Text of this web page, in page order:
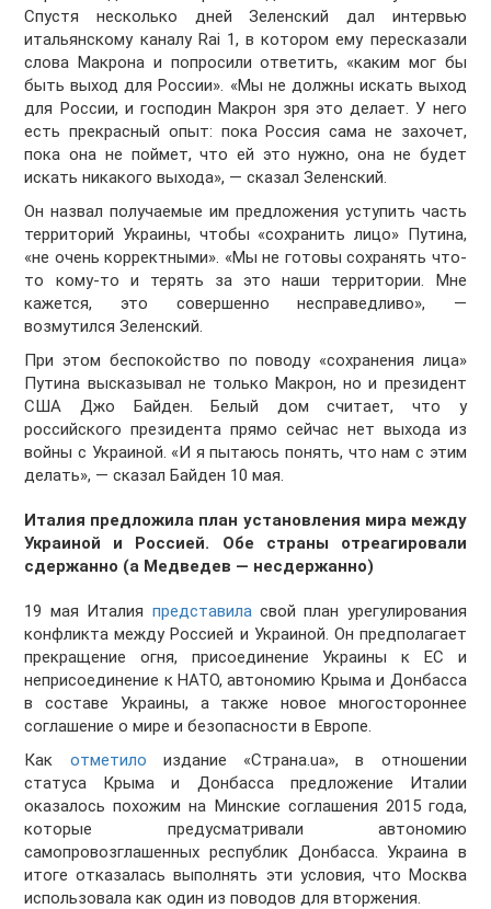
Спустя несколько дней Зеленский дал интервью
итальянскому каналу Rai 1, в котором ему пересказали
слова Макрона и попросили ответить, «каким мог бы
быть выход для России». «Мы не должны искать выход
для России, и господин Макрон зря это делает. У него
есть прекрасный опыт: пока Россия сама не захочет,
пока она не поймет, что ей это нужно, она не будет
искать никакого выхода», — сказал Зеленский.
Он назвал получаемые им предложения уступить часть
территорий Украины, чтобы «сохранить лицо» Путина,
«не очень корректными». «Мы не готовы сохранять что-
то кому-то и терять за это наши территории. Мне
кажется, это совершенно несправедливо», —
возмутился Зеленский.
При этом беспокойство по поводу «сохранения лица»
Путина высказывал не только Макрон, но и президент
США Джо Байден. Белый дом считает, что у
российского президента прямо сейчас нет выхода из
войны с Украиной. «И я пытаюсь понять, что нам с этим
делать», — сказал Байден 10 мая.
Италия предложила план установления мира между
Украиной и Россией. Обе страны отреагировали
сдержанно (а Медведев — несдержанно)
19 мая Италия представиласвой план урегулирования
конфликта между Россией и Украиной. Он предполагает
прекращение огня, присоединение Украины к ЕС и
неприсоединение к НАТО, автономию Крыма и Донбасса
в составе Украины, а также новое многостороннее
соглашение о мире и безопасности в Европе.
Как отметило издание «Страна.ua», в отношении
статуса Крыма и Донбасса предложение Италии
оказалось похожим на Минские соглашения 2015 года,
которые предусматривали автономию
самопровозглашенных республик Донбасса. Украина в
итоге отказалась выполнять эти условия, что Москва
использовала как один из поводов для вторжения.